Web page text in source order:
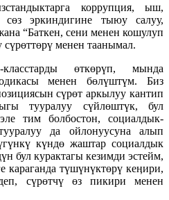
коррупция, ыш,
сөз эркиндигине тыюу салуу,
“Баткен, сени менен кошулуп
менен таанымал.
өткөрүп, мында
менен бөлүштүм. Биз
сүрөт аркылуу кантип
тууралуу сүйлөштүк, бул
тим болбостон, социалдык-
да ойлонуусуна алып
күндө жаштар социалдык
бул курактагы кезимди эстейм,
караганда түшүнүктөрү кеӊири,
сүрөтчү өз пикири менен